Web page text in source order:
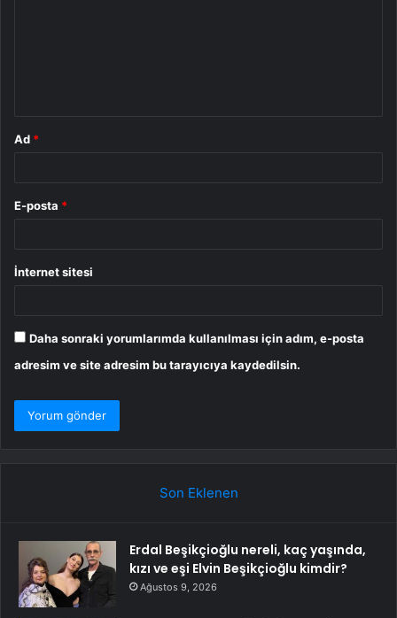
Ad *
E-posta *
İnternet sitesi
Daha sonraki yorumlarımda kullanılması için adım, e-posta
adresim ve site adresim bu tarayıcıya kaydedilsin.
Son Eklenen
Erdal Beşikçioğlu nereli, kaç yaşında,
kızı ve eşi Elvin Beşikçioğlu kimdir?
Ağustos 9, 2026